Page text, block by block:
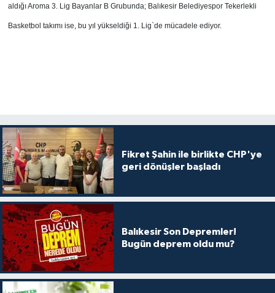
aldığı Aroma 3. Lig Bayanlar B Grubunda; Balıkesir Belediyespor Tekerlekli
Basketbol takımı ise, bu yıl yükseldiği 1. Lig`de mücadele ediyor.
Fikret Şahin ile birlikte CHP'ye
geri dönüşler başladı
Balıkesir Son Depremler!
Bugün deprem oldu mu?